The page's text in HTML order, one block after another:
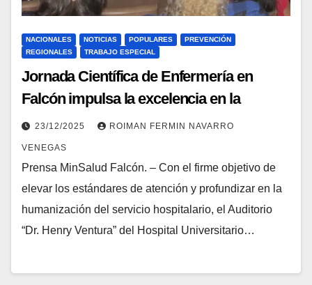
NACIONALES NOTICIAS POPULARES
PREVENCIÓN
REGIONALES
TRABAJO ESPECIAL
Jornada Científica de Enfermería en
Falcón impulsa la excelencia en la
atención de la materna crítica
23/12/2025 ROIMAN FERMIN NAVARRO
VENEGAS
Prensa MinSalud Falcón. – Con el firme objetivo de
elevar los estándares de atención y profundizar en la
humanización del servicio hospitalario, el Auditorio
“Dr. Henry Ventura” del Hospital Universitario…